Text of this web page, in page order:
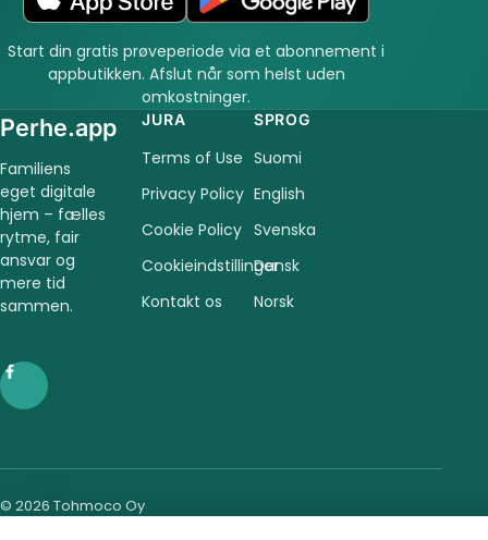
Start din gratis prøveperiode via et abonnement i
appbutikken. Afslut når som helst uden
omkostninger.
Perhe.app
Familiens
eget digitale
hjem – fælles
rytme, fair
ansvar og
mere tid
sammen.
JURA
Terms of Use
Privacy Policy
Cookie Policy
Cookieindstillinger
Kontakt os
SPROG
Suomi
English
Svenska
Dansk
Norsk
© 2026 Tohmoco Oy